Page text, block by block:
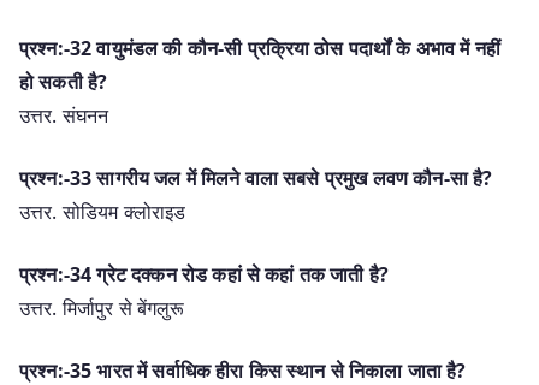
प्रश्न:-32 वायुमंडल की कौन-सी प्रक्रिया ठोस पदार्थों के अभाव में नहीं
हो सकती है?
उत्तर. संघनन
प्रश्न:-33 सागरीय जल में मिलने वाला सबसे प्रमुख लवण कौन-सा है?
उत्तर. सोडियम क्लोराइड
प्रश्न:-34 ग्रेट दक्कन रोड कहां से कहां तक जाती है?
उत्तर. मिर्जापुर से बेंगलुरू
प्रश्न:-35 भारत में सर्वाधिक हीरा किस स्थान से निकाला जाता है?